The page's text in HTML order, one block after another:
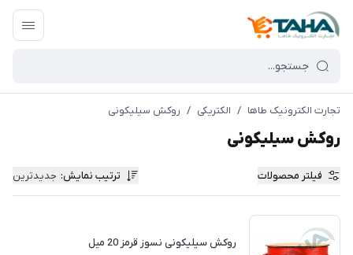
تجارت الکترونیک طاها / الکتریکی / روکش سیلیکونی
روکش سیلیکونی
فیلتر محصولات ترتیب نمایش: جدیدترین
روکش سیلیکونی نسوز قرمز 20 میل